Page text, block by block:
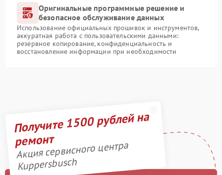
Оригинальные программные решение и
безопасное обслуживание данных
Использование официальных прошивок и инструментов,
аккуратная работа с пользовательскими данными:
резервное копирование, конфиденциальность и
восстановление информации при необходимости
Получите 1500 рублей на
ремонт
Акция сервисного центра
Kuppersbusch